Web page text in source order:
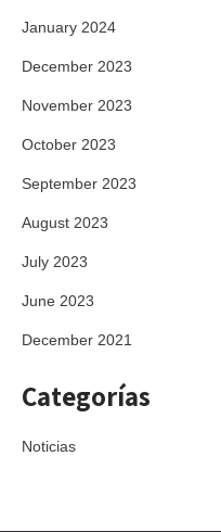
January 2024
December 2023
November 2023
October 2023
September 2023
August 2023
July 2023
June 2023
December 2021
Categorías
Noticias